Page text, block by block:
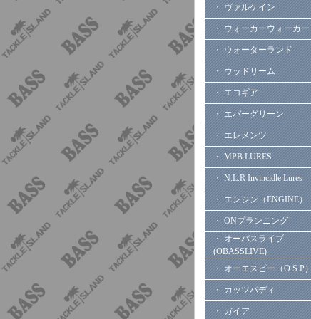
・ ヴァルケイン
・ ウォーカーウォーカー
・ ウォーターランド
・ ウッドリーム
・ エコギア
・ エバーグリーン
・ エレメンツ
・ MPB LURES
・ N.L.R Invincidle Lures
・ エンジン（ENGINE）
・ ONプランニング
・ オーバスライブ
(OBASSLIVE)
・ オーエスピー（O.S.P）
・ カッツバディ
・ ガイア